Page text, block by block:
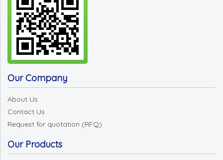
Our Company
About Us
Contact Us
Request for quotation (RFQ)
Our Products